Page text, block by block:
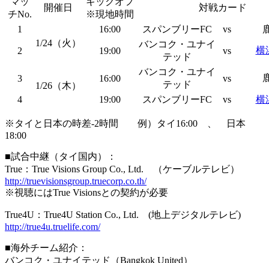
チNo.
開催日
※現地時間
対戦カード
1
1/24（火）
16:00 スパンブリーFC vs
2 19:00
バンコク・ユナイ
テッド
vs 横
3
1/26（木）
16:00
バンコク・ユナイ
テッド
vs
4 19:00 スパンブリーFC vs 横
※タイと日本の時差-2時間 例）タイ16:00 、 日本
18:00
■試合中継（タイ国内）：
True：True Visions Group Co., Ltd. （ケーブルテレビ）
http://truevisionsgroup.truecorp.co.th/
※視聴にはTrue Visionsとの契約が必要
True4U：True4U Station Co., Ltd. (地上デジタルテレビ)
http://true4u.truelife.com/
■海外チーム紹介：
バンコク・ユナイテッド（Bangkok United）